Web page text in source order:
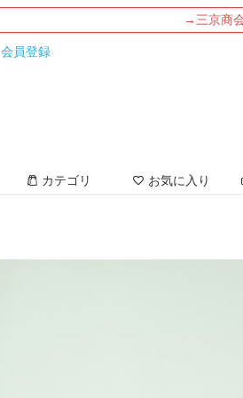
→三京商
会員登録
カテゴリ お気に入り